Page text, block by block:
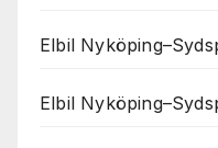
Elbil
Elbil